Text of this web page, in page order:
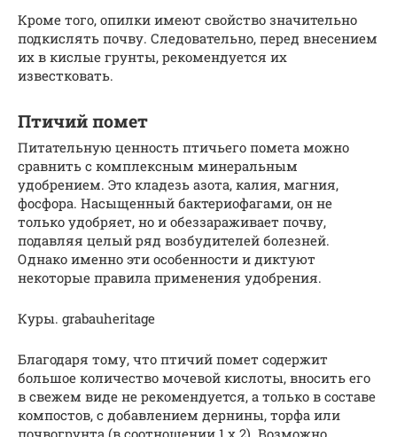
Кроме того, опилки имеют свойство значительно
подкислять почву. Следовательно, перед внесением
их в кислые грунты, рекомендуется их
известковать.
Птичий помет
Питательную ценность птичьего помета можно
сравнить с комплексным минеральным
удобрением. Это кладезь азота, калия, магния,
фосфора. Насыщенный бактериофагами, он не
только удобряет, но и обеззараживает почву,
подавляя целый ряд возбудителей болезней.
Однако именно эти особенности и диктуют
некоторые правила применения удобрения.
Куры. grabauheritage
Благодаря тому, что птичий помет содержит
большое количество мочевой кислоты, вносить его
в свежем виде не рекомендуется, а только в составе
компостов, с добавлением дернины, торфа или